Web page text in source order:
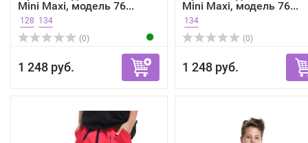
Mini Maxi, модель 76...
128 134
(0)
1 248 руб.
Mini Maxi, модель 76...
134
(0)
1 248 руб.